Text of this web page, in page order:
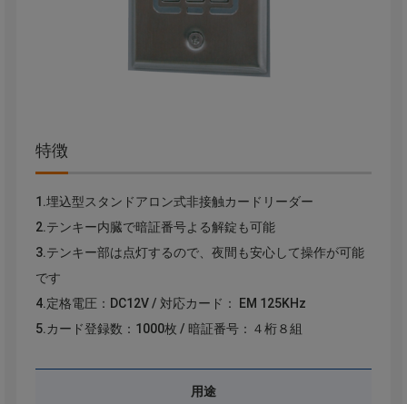
特徴
1.埋込型スタンドアロン式非接触カードリーダー
2.テンキー内臓で暗証番号よる解錠も可能
3.テンキー部は点灯するので、夜間も安心して操作が可能
です
4.定格電圧：DC12V / 対応カード： EM 125KHz
5.カード登録数：1000枚 / 暗証番号：４桁８組
用途